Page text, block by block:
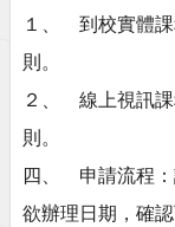
１、 到校實體
則。
２、 線上視訊
則。
四、 申請流程：
欲辦理日期，確